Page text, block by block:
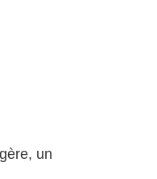
un